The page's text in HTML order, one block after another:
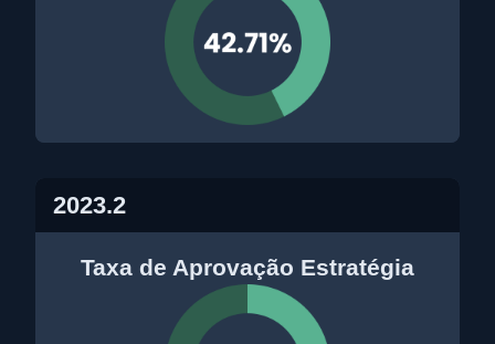
2023.2
Taxa de Aprovação Estratégia